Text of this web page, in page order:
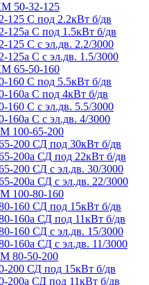
50-32-125
125 С под 2.2кВт б/дв
125а С под 1.5кВт б/дв
125 С с эл.дв. 2.2/3000
С с эл.дв. 1.5/3000
65-50-160
160 С под 5.5кВт б/дв
160а С под 4кВт б/дв
160 С с эл.дв. 5.5/3000
С с эл.дв. 4/3000
100-65-200
200 СД под 30кВт б/дв
200а СД под 22кВт б/дв
200 СД с эл.дв. 30/3000
200а СД с эл.дв. 22/3000
100-80-160
160 СД под 15кВт б/дв
160а СД под 11кВт б/дв
160 СД с эл.дв. 15/3000
160а СД с эл.дв. 11/3000
80-50-200
200 СД под 15кВт б/дв
200а СД под 11кВт б/дв